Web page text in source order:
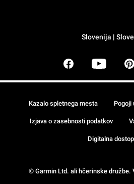
Slovenija |
© Garmin Ltd. ali hčerinske družbe.
Kazalo spletnega mesta Pogoji
Izjava o zasebnosti podatkov
Digitalna